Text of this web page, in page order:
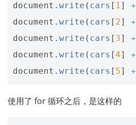
document . write ( cars [ 1] +
document . write ( cars [ 2] +
document . write ( cars [ 3] +
document . write ( cars [4] +
document . write ( cars [ 5] +
使用了 for 循环之后，是这样的